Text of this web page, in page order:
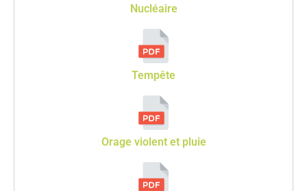
Nucléaire
Tempête
Orage violent et pluie